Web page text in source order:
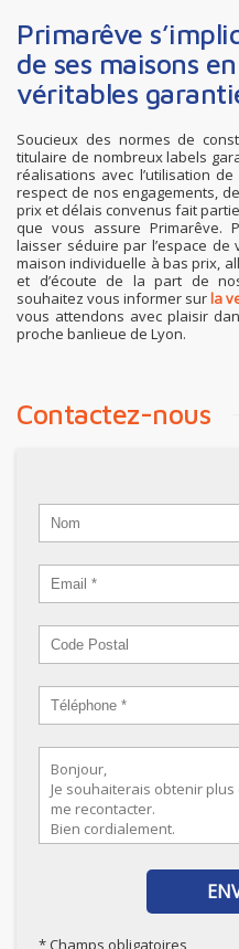
Primarêve
de ses maisons
véritables
Soucieux des normes de
titulaire de nombreux labels
réalisations avec l’utilisation
respect de nos engagements,
prix et délais convenus fait
que vous assure Primarêve.
laisser séduire par l’espace de
maison individuelle à bas prix,
et d’écoute de la part de
souhaitez vous informer surla
vous attendons avec plaisir
proche banlieue de Lyon.
Contactez-nous
* Champs obligatoires